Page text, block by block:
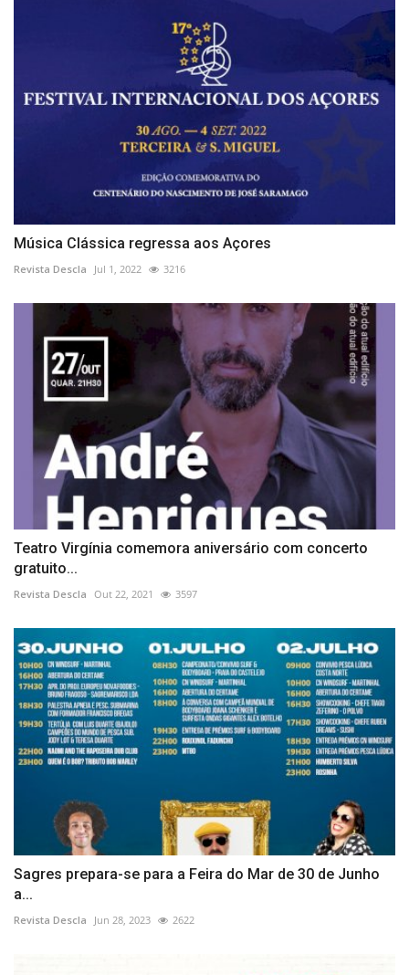
Música Clássica regressa aos Açores
Revista Descla Jul 1, 2022 3216
Teatro Virgínia comemora aniversário com concerto
gratuito...
Revista Descla Out 22, 2021 3597
Sagres prepara-se para a Feira do Mar de 30 de Junho
a...
Revista Descla Jun 28, 2023 2622